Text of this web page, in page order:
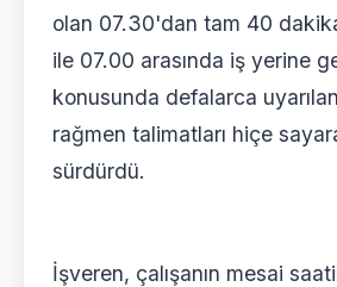
olan 07.30'dan tam 40
ile 07.00 arasında iş yerine
konusunda defalarca
rağmen talimatları hiçe
sürdürdü.
İşveren, çalışanın mesai